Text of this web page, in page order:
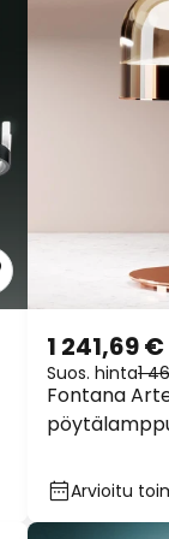
Fontana
1 241,69 €
Suos. hinta1
Arvioitu